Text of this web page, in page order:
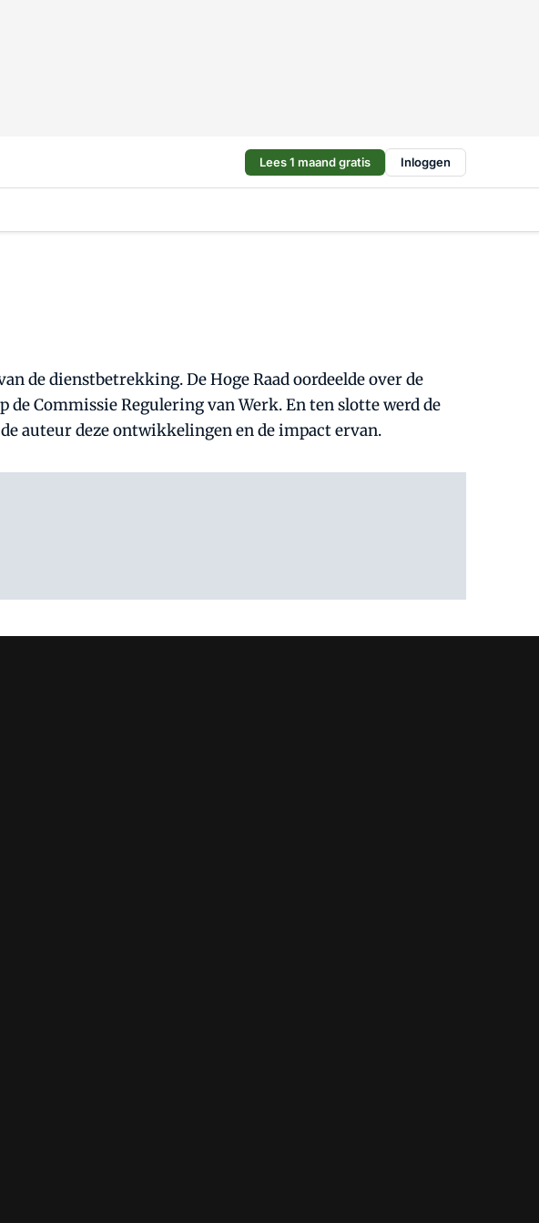
Lees 1 maand gratis Inloggen
de dienstbetrekking. De Hoge Raad oordeelde over de
Commissie Regulering van Werk. En ten slotte werd de
auteur deze ontwikkelingen en de impact ervan.